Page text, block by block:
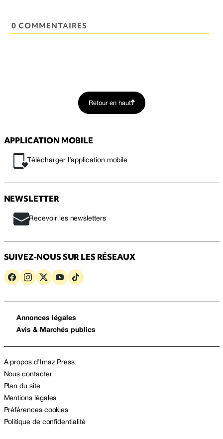
0 COMMENTAIRES
Retour en haut
APPLICATION MOBILE
Télécharger l’application mobile
NEWSLETTER
Recevoir les newsletters
SUIVEZ-NOUS SUR LES RÉSEAUX
Annonces légales
Avis & Marchés publics
A propos d’Imaz Press
Nous contacter
Plan du site
Mentions légales
Préférences cookies
Politique de confidentialité